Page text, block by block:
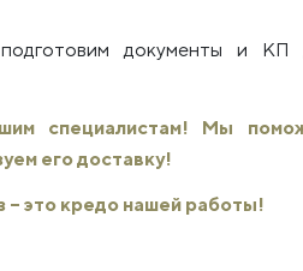
подготовим документы и КП
специалистам! Мы
его доставку!
– это кредо нашей работы!